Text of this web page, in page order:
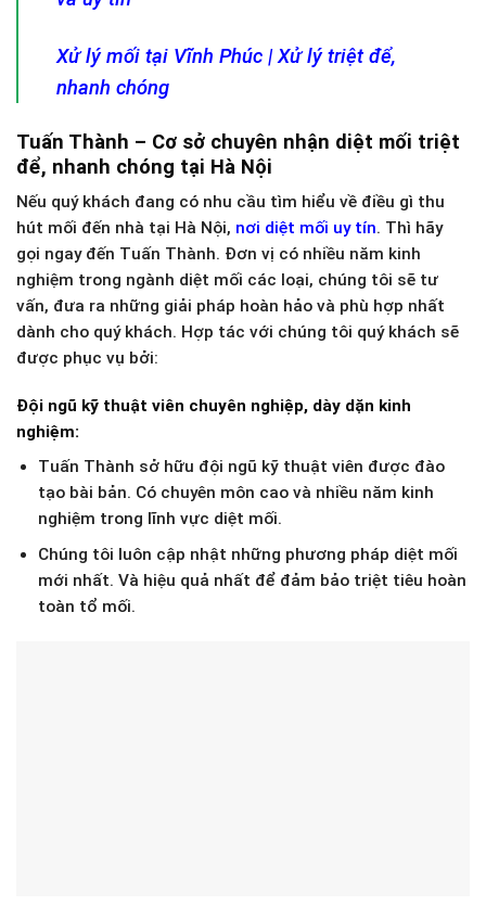
Xử lý mối tại Vĩnh Phúc | Xử lý triệt để,
nhanh chóng
Tuấn Thành – Cơ sở chuyên nhận diệt mối triệt
để, nhanh chóng tại Hà Nội
Nếu quý khách đang có nhu cầu tìm hiểu về điều gì thu
hút mối đến nhà tại Hà Nội, nơi diệt mối uy tín. Thì hãy
gọi ngay đến Tuấn Thành. Đơn vị có nhiều năm kinh
nghiệm trong ngành diệt mối các loại, chúng tôi sẽ tư
vấn, đưa ra những giải pháp hoàn hảo và phù hợp nhất
dành cho quý khách. Hợp tác với chúng tôi quý khách sẽ
được phục vụ bởi:
Đội ngũ kỹ thuật viên chuyên nghiệp, dày dặn kinh
nghiệm:
Tuấn Thành sở hữu đội ngũ kỹ thuật viên được đào
tạo bài bản. Có chuyên môn cao và nhiều năm kinh
nghiệm trong lĩnh vực diệt mối.
Chúng tôi luôn cập nhật những phương pháp diệt mối
mới nhất. Và hiệu quả nhất để đảm bảo triệt tiêu hoàn
toàn tổ mối.